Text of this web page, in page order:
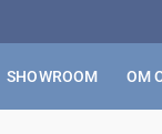
SHOWROOM OM